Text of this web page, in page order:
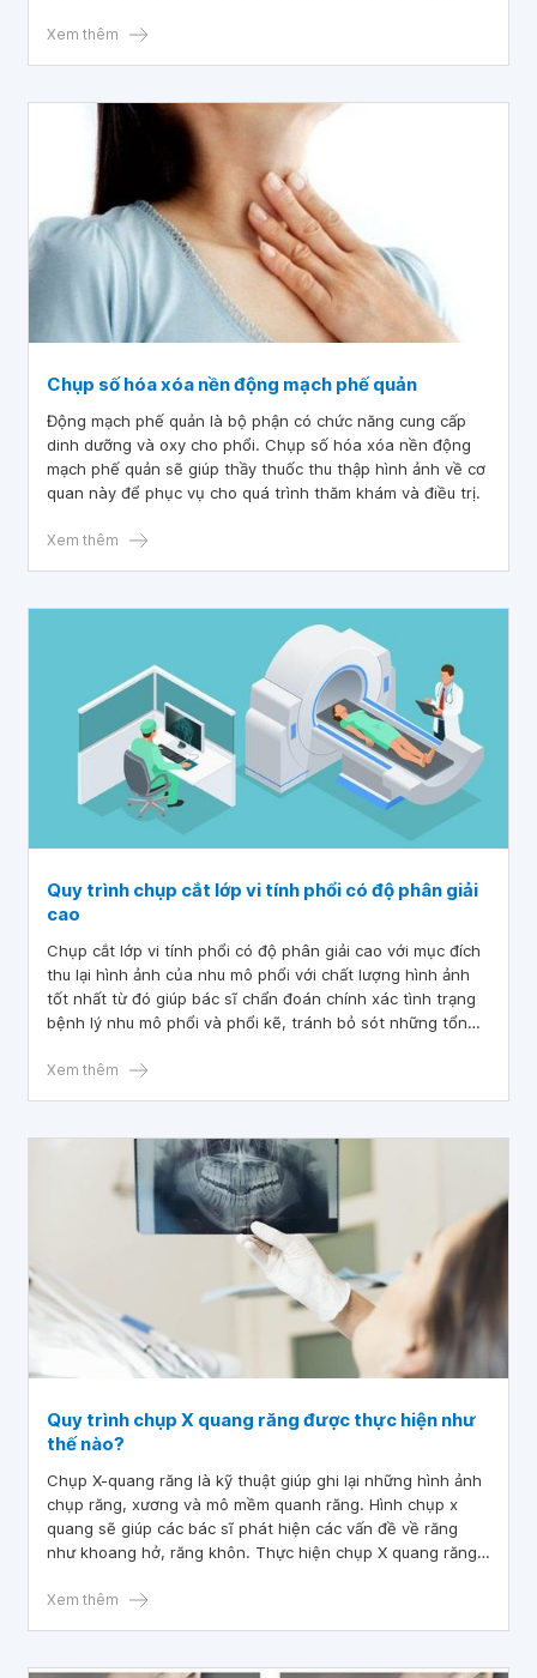
tình trạng của động mạch cảnh.
Xem thêm
Chụp số hóa xóa nền động mạch phế quản
Động mạch phế quản là bộ phận có chức năng cung cấp
dinh dưỡng và oxy cho phổi. Chụp số hóa xóa nền động
mạch phế quản sẽ giúp thầy thuốc thu thập hình ảnh về cơ
quan này để phục vụ cho quá trình thăm khám và điều trị.
Xem thêm
Quy trình chụp cắt lớp vi tính phổi có độ phân giải
cao
Chụp cắt lớp vi tính phổi có độ phân giải cao với mục đích
thu lại hình ảnh của nhu mô phổi với chất lượng hình ảnh
tốt nhất từ đó giúp bác sĩ chẩn đoán chính xác tình trạng
bệnh lý nhu mô phổi và phổi kẽ, tránh bỏ sót những tổn
Xem thêm
Quy trình chụp X quang răng được thực hiện như
thế nào?
Chụp X-quang răng là kỹ thuật giúp ghi lại những hình ảnh
chụp răng, xương và mô mềm quanh răng. Hình chụp x
quang sẽ giúp các bác sĩ phát hiện các vấn đề về răng
như khoang hở, răng khôn. Thực hiện chụp X quang răng
khoa.
Xem thêm